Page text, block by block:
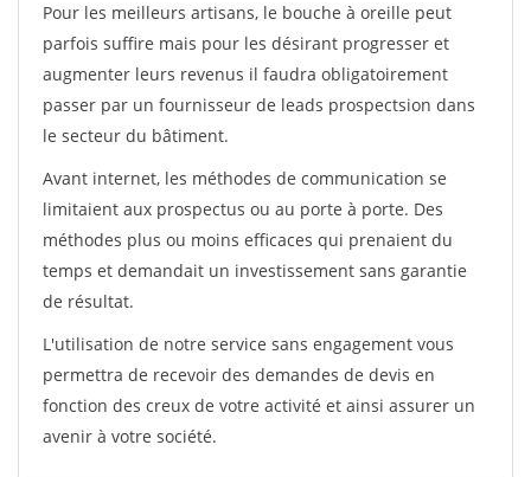
Pour les meilleurs artisans, le bouche à oreille peut
parfois suffire mais pour les désirant progresser et
augmenter leurs revenus il faudra obligatoirement
passer par un fournisseur de leads prospectsion dans
le secteur du bâtiment.
Avant internet, les méthodes de communication se
limitaient aux prospectus ou au porte à porte. Des
méthodes plus ou moins efficaces qui prenaient du
temps et demandait un investissement sans garantie
de résultat.
L'utilisation de notre service sans engagement vous
permettra de recevoir des demandes de devis en
fonction des creux de votre activité et ainsi assurer un
avenir à votre société.